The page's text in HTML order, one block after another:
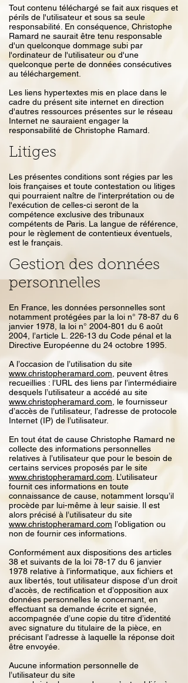
Tout contenu téléchargé se fait aux risques et
périls de l'utilisateur et sous sa seule
responsabilité. En conséquence, Christophe
Ramard ne saurait être tenu responsable
d'un quelconque dommage subi par
l'ordinateur de l'utilisateur ou d'une
quelconque perte de données consécutives
au téléchargement.
Les liens hypertextes mis en place dans le
cadre du présent site internet en direction
d'autres ressources présentes sur le réseau
Internet ne sauraient engager la
responsabilité de Christophe Ramard.
Litiges
Les présentes conditions sont régies par les
lois françaises et toute contestation ou litiges
qui pourraient naître de l'interprétation ou de
l'exécution de celles-ci seront de la
compétence exclusive des tribunaux
compétents de Paris. La langue de référence,
pour le règlement de contentieux éventuels,
est le français.
Gestion des données
personnelles
En France, les données personnelles sont
notamment protégées par la loi n° 78-87 du 6
janvier 1978, la loi n° 2004-801 du 6 août
2004, l’article L. 226-13 du Code pénal et la
Directive Européenne du 24 octobre 1995.
A l’occasion de l’utilisation du site
www.christopheramard.com , peuvent êtres
recueillies : l’URL des liens par l’intermédiaire
desquels l’utilisateur a accédé au site
www.christopheramard.com , le fournisseur
d’accès de l’utilisateur, l’adresse de protocole
Internet (IP) de l’utilisateur.
En tout état de cause Christophe Ramard ne
collecte des informations personnelles
relatives à l’utilisateur que pour le besoin de
certains services proposés par le site
www.christopheramard.com . L’utilisateur
fournit ces informations en toute
connaissance de cause, notamment lorsqu’il
procède par lui-même à leur saisie. Il est
alors précisé à l’utilisateur du site
www.christopheramard.com l’obligation ou
non de fournir ces informations.
Conformément aux dispositions des articles
38 et suivants de la loi 78-17 du 6 janvier
1978 relative à l’informatique, aux fichiers et
aux libertés, tout utilisateur dispose d’un droit
d’accès, de rectification et d’opposition aux
données personnelles le concernant, en
effectuant sa demande écrite et signée,
accompagnée d’une copie du titre d’identité
avec signature du titulaire de la pièce, en
précisant l’adresse à laquelle la réponse doit
être envoyée.
Aucune information personnelle de
l’utilisateur du site